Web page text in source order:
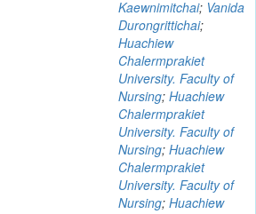
Kaewnimitchai; Vanida
Durongrittichai;
Huachiew
Chalermprakiet
University. Faculty of
Nursing; Huachiew
Chalermprakiet
University. Faculty of
Nursing; Huachiew
Chalermprakiet
University. Faculty of
Nursing; Huachiew